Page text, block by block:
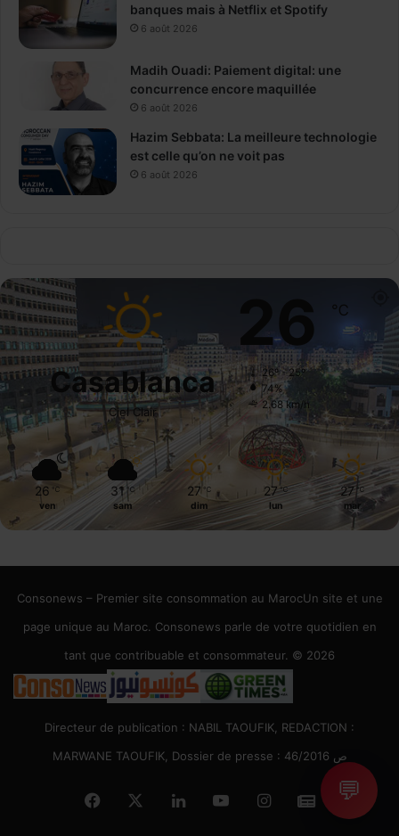
banques mais à Netflix et Spotify
6 août 2026
Madih Ouadi: Paiement digital: une
concurrence encore maquillée
6 août 2026
Hazim Sebbata: La meilleure technologie
est celle qu’on ne voit pas
6 août 2026
Casablanca
Ciel Clair
26 ℃
26º - 25º
74%
2.68 km/h
26 ℃
ven
31 ℃
sam
27 ℃
dim
27 ℃
lun
27 ℃
mar
Consonews – Premier site consommation au MarocUn site et une
page unique au Maroc. Consonews parle de votre quotidien en
tant que contribuable et consommateur. © 2026
Directeur de publication : NABIL TAOUFIK, REDACTION :
MARWANE TAOUFIK, Dossier de presse : 46/2016 ص
Facebook LinkedinYouTubeInstagram
Google
💬